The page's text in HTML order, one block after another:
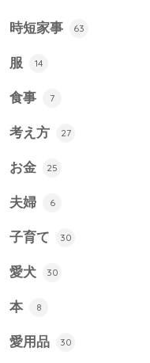
時短家事 63
服 14
食事 7
考え方 27
お金 25
夫婦 6
子育て 30
愛犬 30
本 8
愛用品 30